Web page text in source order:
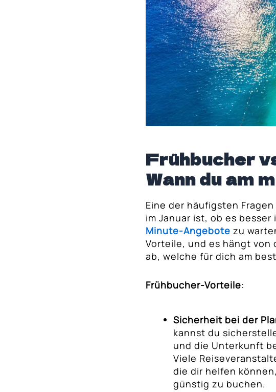
Frühbucher
Wann du am
Eine der häufigsten
im Januar ist, ob es
Minute-Angebote zu
Vorteile, und es hängt von
ab, welche für dich am
Frühbucher-Vorteile:
Sicherheit bei der
kannst du
und die Unterkunft
Viele
die dir helfen
günstig zu buchen.